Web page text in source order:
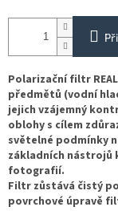
Polarizační filtr
předmětů (vodní
jejich vzájemný
oblohy s cílem
světelné podmínky
základních nástrojů
fotografií.
Filtr zůstává čistý
povrchové úpravě